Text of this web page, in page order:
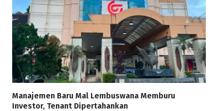
Manajemen Baru Mal Lembuswana Memburu
Investor, Tenant Dipertahankan